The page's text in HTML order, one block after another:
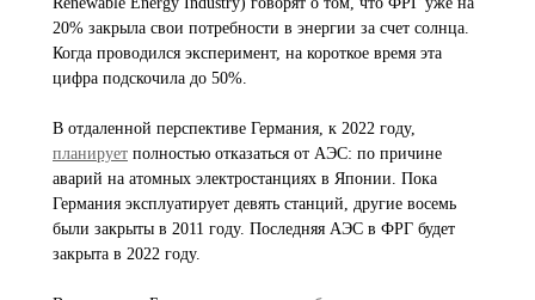
20% закрыла свои потребности в энергии за счет солнца.
Когда проводился эксперимент, на короткое время эта
цифра подскочила до 50%.
В отдаленной перспективе Германия, к 2022 году,
планирует полностью отказаться от АЭС: по причине
аварий на атомных электростанциях в Японии. Пока
Германия эксплуатирует девять станций, другие восемь
были закрыты в 2011 году. Последняя АЭС в ФРГ будет
закрыта в 2022 году.